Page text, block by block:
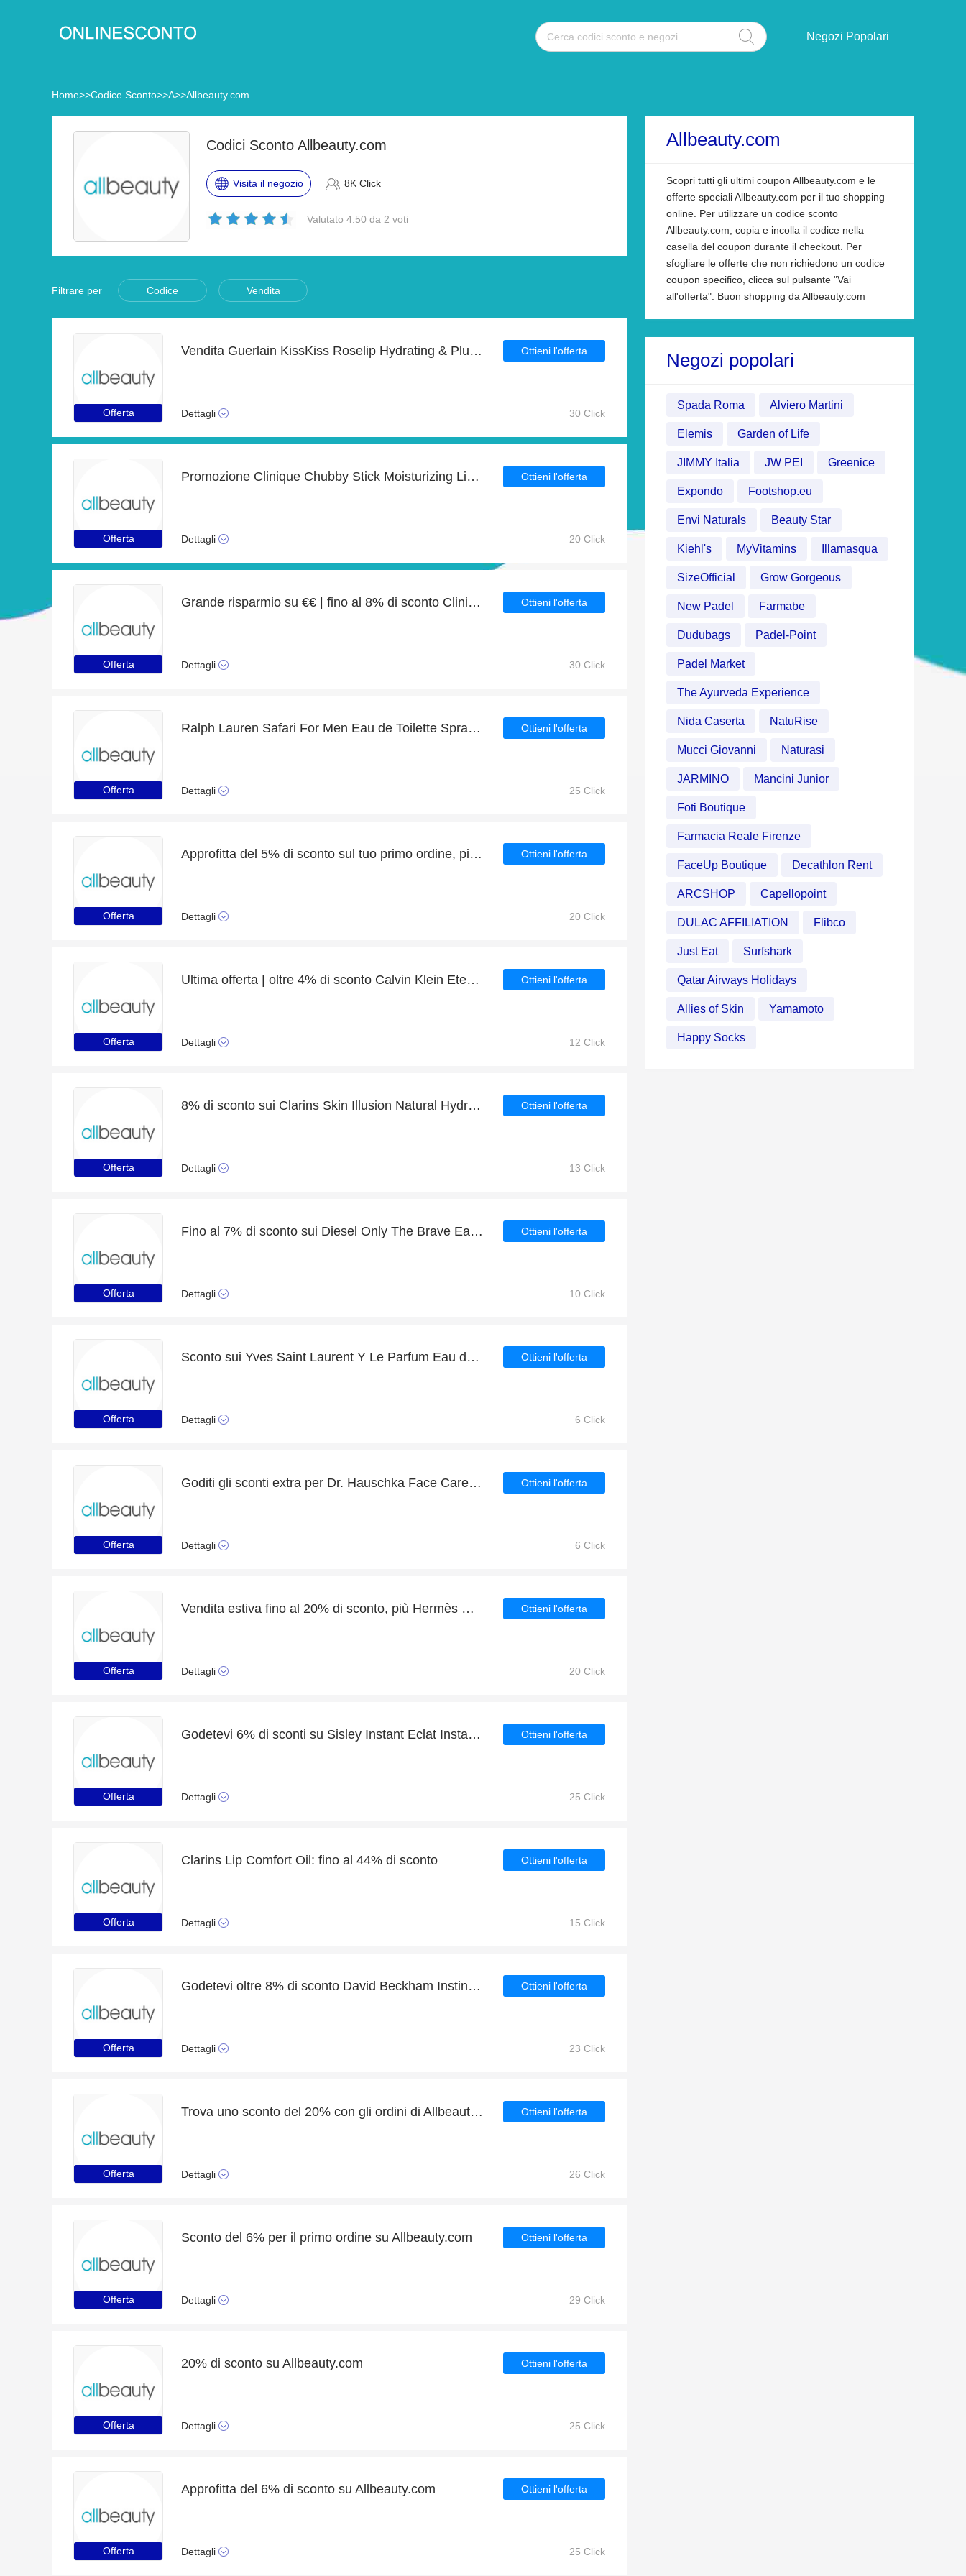
Negozi Popolari
Home>>Codice Sconto>>A>>Allbeauty.com
Codici Sconto Allbeauty.com
Visita il negozio 8K Click
Valutato 4.50 da 2 voti
Filtrare per Codice Vendita
Offerta
Vendita Guerlain KissKiss Roselip Hydrating & Plumping Tinted Lip Balm, finisce presto
Dettagli
Ottieni l'offerta
30 Click
Offerta
Promozione Clinique Chubby Stick Moisturizing Lip Colour Balm del fine settimana
Dettagli
Ottieni l'offerta
20 Click
Offerta
Grande risparmio su €€ | fino al 8% di sconto Clinique Blushing Blush Powder Blush
Dettagli
Ottieni l'offerta
30 Click
Offerta
Ralph Lauren Safari For Men Eau de Toilette Spray 125ml sconti & 4% di sconto
Dettagli
Ottieni l'offerta
25 Click
Offerta
Approfitta del 5% di sconto sul tuo primo ordine, più il 5% di sconto sui Clinique Line Smoothing Concealer
Dettagli
Ottieni l'offerta
20 Click
Offerta
Ultima offerta | oltre 4% di sconto Calvin Klein Eternity For Men Summer Eau de Toilette Spray 100ml
Dettagli
Ottieni l'offerta
12 Click
Offerta
8% di sconto sui Clarins Skin Illusion Natural Hydrating Foundation SPF15 + omaggio
Dettagli
Ottieni l'offerta
13 Click
Offerta
Fino al 7% di sconto sui Diesel Only The Brave Eau de Toilette Spray 75ml e articoli selezionati
Dettagli
Ottieni l'offerta
10 Click
Offerta
Sconto sui Yves Saint Laurent Y Le Parfum Eau de Parfum Spray 100ml + ulteriore 4% di sconto
Dettagli
Ottieni l'offerta
6 Click
Offerta
Goditi gli sconti extra per Dr. Hauschka Face Care Tinta Abbronzante Traslucida 18ml
Dettagli
Ottieni l'offerta
6 Click
Offerta
Vendita estiva fino al 20% di sconto, più Hermès H24 Eau de Toilette Spray 100ml con 7% di sconto
Dettagli
Ottieni l'offerta
20 Click
Offerta
Godetevi 6% di sconti su Sisley Instant Eclat Instant Glow Primer 30ml e fino al 15% di sconto sugli altri
Dettagli
Ottieni l'offerta
25 Click
Offerta
Clarins Lip Comfort Oil: fino al 44% di sconto
Dettagli
Ottieni l'offerta
15 Click
Offerta
Godetevi oltre 8% di sconto David Beckham Instinct Eau de Toilette Spray 75ml ora
Dettagli
Ottieni l'offerta
23 Click
Offerta
Trova uno sconto del 20% con gli ordini di Allbeauty.com
Dettagli
Ottieni l'offerta
26 Click
Offerta
Sconto del 6% per il primo ordine su Allbeauty.com
Dettagli
Ottieni l'offerta
29 Click
Offerta
20% di sconto su Allbeauty.com
Dettagli
Ottieni l'offerta
25 Click
Offerta
Approfitta del 6% di sconto su Allbeauty.com
Dettagli
Ottieni l'offerta
25 Click
Allbeauty.com
Scopri tutti gli ultimi coupon Allbeauty.com e le
offerte speciali Allbeauty.com per il tuo shopping
online. Per utilizzare un codice sconto
Allbeauty.com, copia e incolla il codice nella
casella del coupon durante il checkout. Per
sfogliare le offerte che non richiedono un codice
coupon specifico, clicca sul pulsante "Vai
all'offerta". Buon shopping da Allbeauty.com
Negozi popolari
Spada Roma Alviero Martini
Elemis Garden of Life
JIMMY Italia JW PEI Greenice
Expondo Footshop.eu
Envi Naturals Beauty Star
Kiehl's MyVitamins Illamasqua
SizeOfficial Grow Gorgeous
New Padel Farmabe
Dudubags Padel-Point
Padel Market
The Ayurveda Experience
Nida Caserta NatuRise
Mucci Giovanni Naturasi
JARMINO Mancini Junior
Foti Boutique
Farmacia Reale Firenze
FaceUp Boutique Decathlon Rent
ARCSHOP Capellopoint
DULAC AFFILIATION Flibco
Just Eat Surfshark
Qatar Airways Holidays
Allies of Skin Yamamoto
Happy Socks